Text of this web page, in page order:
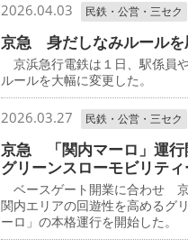
2026.04.03 民鉄・公営・三セク
京急 身だしなみルール
京浜急行電鉄は１日、駅係員
ルールを大幅に変更した。
2026.03.27 民鉄・公営・三セク
京急 「関内マーロ」運
グリーンスローモビリテ
ベースゲート開業に合わせ 京
関内エリアの回遊性を高めるグ
ーロ」の本格運行を開始した。